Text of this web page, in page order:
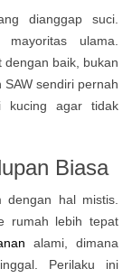
dianggap suci.
ulama.
dengan baik, bukan
sendiri pernah
kucing agar tidak
Biasa
dengan hal mistis.
rumah lebih tepat
alami, dimana
Perilaku ini